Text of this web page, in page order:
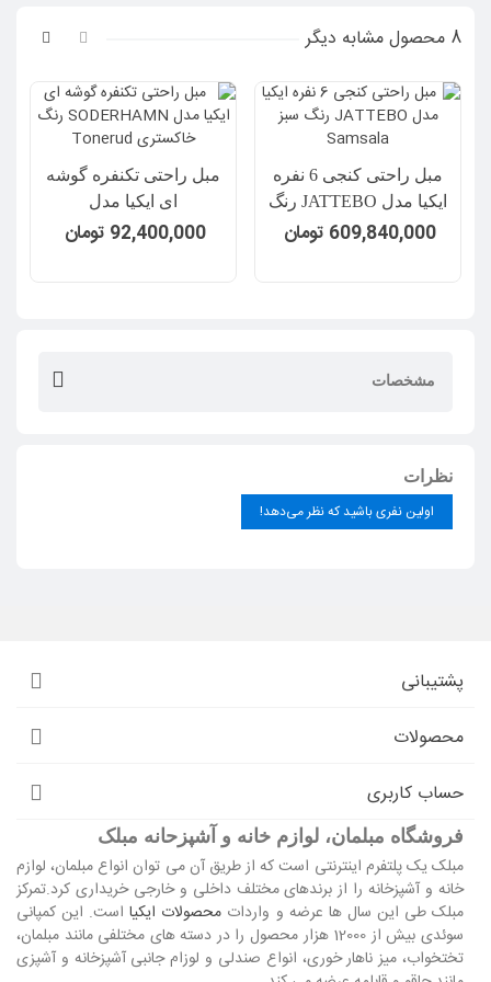
خشک شویی ممنوع!
8 محصول مشابه دیگر
مبل راحتی کنجی 6 نفره
ایکیا مدل JATTEBO رنگ
سبز Samsala
609,840,000 تومان
مبل راحتی تکنفره گوشه
ای ایکیا مدل
SODERHAMN رنگ
92,400,000 تومان
مشخصات
نظرات
اولین نفری باشید که نظر می‌دهد!
پشتیبانی
محصولات
حساب کاربری
فروشگاه مبلمان، لوازم خانه و آشپزحانه مبلک
مبلک یک پلتفرم اینترنتی است که از طریق آن می توان انواع مبلمان، لوازم
خانه و آشپزخانه را از برندهای مختلف داخلی و خارجی خریداری کرد.تمرکز
مبلک طی این سال ها عرضه و واردات محصولات ایکیااست. این کمپانی
سوئدی بیش از 12000 هزار محصول را در دسته های مختلفی مانند مبلمان،
تختخواب، میز ناهار خوری، انواع صندلی و لوزام جانبی آشپزخانه و آشپزی